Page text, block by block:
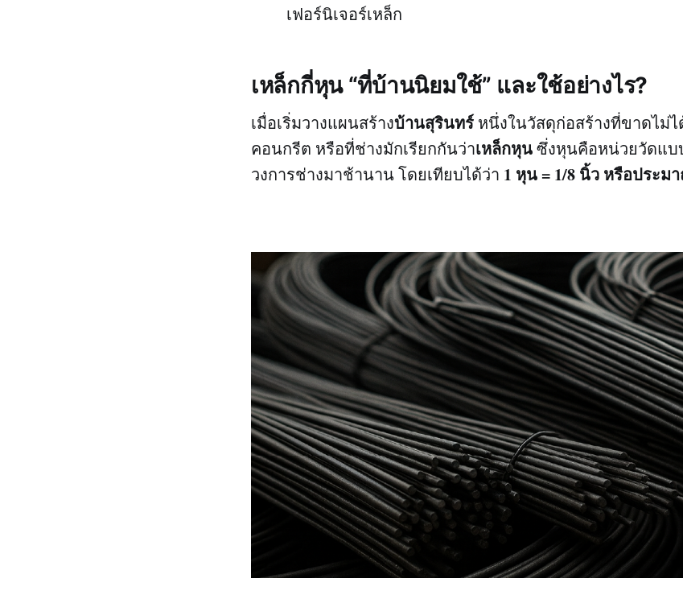
เฟอร์นิเจอร์เหล็ก
เหล็กกี่หุน “ที่บ้านนิยมใช้” และใช้อย่างไร?
เมื่อเริ่มวางแผนสร้างบ้านสุรินทร์ หนึ่งในวัสดุก่อสร้างที่ขาดไม่ไ
คอนกรีต หรือที่ช่างมักเรียกกันว่าเหล็กหุนซึ่งหุนคือหน่วยวัดแ
วงการช่างมาช้านาน โดยเทียบได้ว่า 1 หุน = 1/8 นิ้ว หรือประม